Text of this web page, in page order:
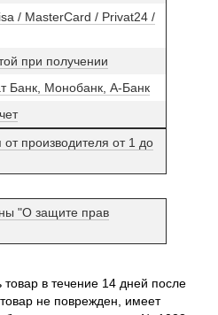
/ MasterCard / Privat24 /
при получении
Банк, Монобанк, А-Банк
производителя от 1 до
"О защите прав
в течение 14 дней после
не поврежден, имеет